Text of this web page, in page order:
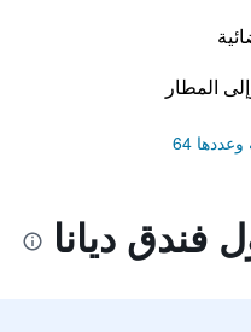
المطار
64
فندق ديانا